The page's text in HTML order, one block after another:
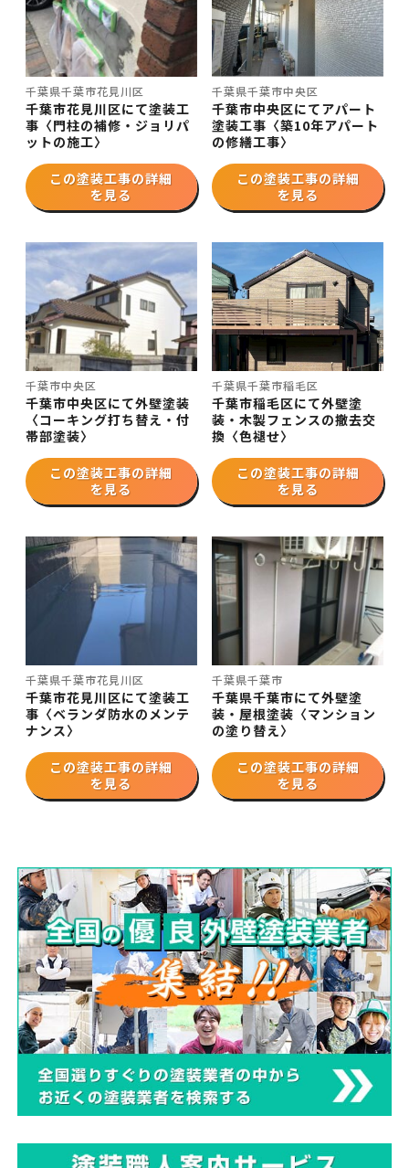
千葉県千葉市花見川区
千葉市花見川区にて塗装工
事〈門柱の補修・ジョリパ
ットの施工〉
この塗装工事の詳細
を見る
千葉県千葉市中央区
千葉市中央区にてアパート
塗装工事〈築10年アパート
の修繕工事〉
この塗装工事の詳細
を見る
千葉市中央区
千葉市中央区にて外壁塗装
〈コーキング打ち替え・付
帯部塗装〉
この塗装工事の詳細
を見る
千葉県千葉市稲毛区
千葉市稲毛区にて外壁塗
装・木製フェンスの撤去交
換〈色褪せ〉
この塗装工事の詳細
を見る
千葉県千葉市花見川区
千葉市花見川区にて塗装工
事〈ベランダ防水のメンテ
ナンス〉
この塗装工事の詳細
を見る
千葉県千葉市
千葉県千葉市にて外壁塗
装・屋根塗装〈マンション
の塗り替え〉
この塗装工事の詳細
を見る